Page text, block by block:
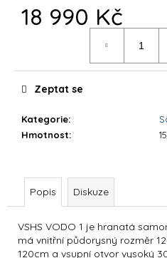
18 990 Kč
Kategorie:
Hmotnost:
Zeptat se
Popis Diskuze
VSHS VODO 1 je hranatá
má vnitřní půdorysný rozměr
120cm a vsupní otvor vysoký
o
p
u
e
DOLPHIN
M400
39